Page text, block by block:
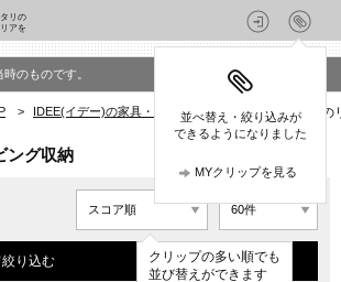
リの
アを
並べ替え・絞り込みが
できるようになりました
MYクリップを見る
のものです。
> IDEE(イデー)の家具・インテリア IDEE(イデー)の
ング収納
クリップの多い順でも
並び替えができます
り込む